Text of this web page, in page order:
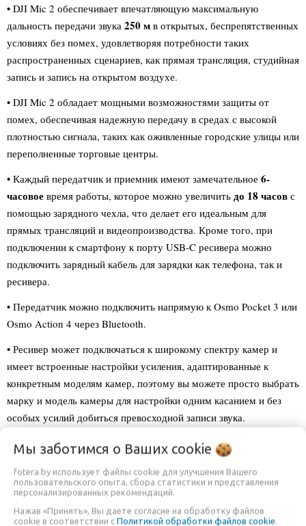
• DJI Mic 2 обеспечивает впечатляющую максимальную
дальность передачи звука 250 м в открытых, беспрепятственных
условиях без помех, удовлетворяя потребности таких
распространенных сценариев, как прямая трансляция, студийная
запись и запись на открытом воздухе.
• DJI Mic 2 обладает мощными возможностями защиты от
помех, обеспечивая надежную передачу в средах с высокой
плотностью сигнала, таких как оживленные городские улицы или
переполненные торговые центры.
• Каждый передатчик и приемник имеют замечательное 6-
часовое время работы, которое можно увеличить до 18 часов с
помощью зарядного чехла, что делает его идеальным для
прямых трансляций и видеопроизводства. Кроме того, при
подключении к смартфону к порту USB-C ресивера можно
подключить зарядный кабель для зарядки как телефона, так и
ресивера.
• Передатчик можно подключить напрямую к Osmo Pocket 3 или
Osmo Action 4 через Bluetooth.
• Ресивер может подключаться к широкому спектру камер и
имеет встроенные настройки усиления, адаптированные к
конкретным моделям камер, поэтому вы можете просто выбрать
марку и модель камеры для настройки одним касанием и без
особых усилий добиться превосходной записи звука.
• Зарядный футляр DJI Mic 2 упрощает процесс сопряжения,
автоматически подключая приемник и передатчики во время
зарядки. Время автономной работы до 18 часов при
использовании с чехлом для зарядки делает его портативным и
позволяет легко оставаться заряженным.
Мы заботимся о Ваших cookie
fotera.by использует файлы cookie для улучшения Вашего
пользовательского опыта, сбора статистики и представления
персонализированных рекомендаций.
Нажав «Принять», Вы даете согласие на обработку файлов
cookie в соответствии с Политикой обработки файлов cookie.